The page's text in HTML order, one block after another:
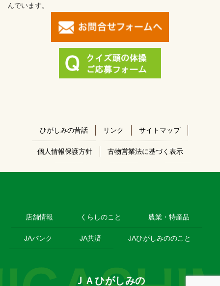
んでいます。
ひがしみの昔話 リンク サイトマップ
個人情報保護方針 古物営業法に基づく表示
店舗情報 くらしのこと 農業・特産品
JAバンク JA共済 JAひがしみののこと
ＪＡひがしみの